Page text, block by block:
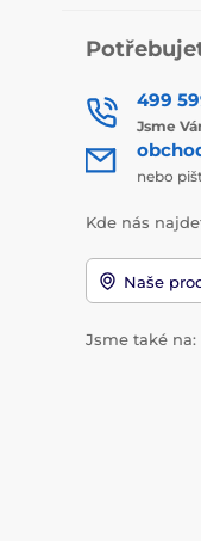
499
Jsme
nebo
Kde nás
Naše
Jsme také na: